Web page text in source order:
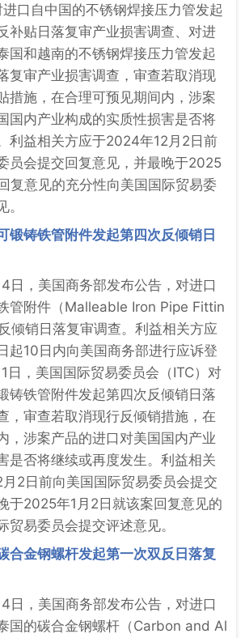
口自中国的不锈钢焊接压力管发起
补贴日落复审产业损害调查、对进
国和越南的不锈钢焊接压力管发起
复审产业损害调查，审查若取消现
措施，在合理可预见期间内，涉案
国内产业构成的实质性损害是否将
利益相关方应于2024年12月2日前
员会提交回复意见，并最晚于2025
复意见的充分性向美国国际贸易委
。
锻铸铁管附件发起第四次反倾销日
日，美国商务部发布公告，对进口
管附件（Malleable Iron Pipe Fittin
倾销日落复审调查。利益相关方应
起10日内向美国商务部进行应诉登
日，美国国际贸易委员会（ITC）对
铸铁管附件发起第四次反倾销日落
，审查若取消现行反倾销措施，在
，涉案产品的进口对美国国内产业
是否将继续或再度发生。利益相关
2日前向美国国际贸易委员会提交
于2025年1月2日就该案回复意见的
贸易委员会提交评述意见。
合金钢螺杆发起第一次双反日落复
日，美国商务部发布公告，对进口
国的碳合金钢螺杆（Carbon and Al